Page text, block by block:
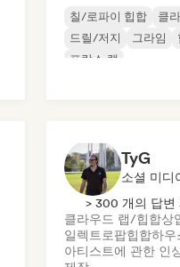
칠/로파이 힙합
클
드릴/저지
그라임
프랑스 랩
TyG
소셜 미디
> 300 개의 답변
클라우드 랩/힙합상
일렉트로팝힙합하우
아티스트에 관한 인